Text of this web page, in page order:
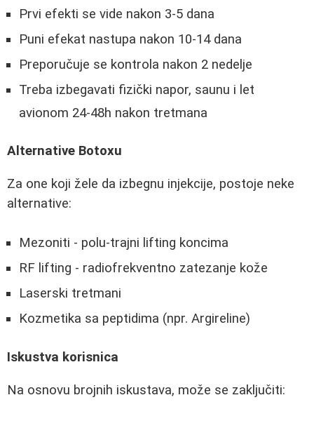
Prvi efekti se vide nakon 3-5 dana
Puni efekat nastupa nakon 10-14 dana
Preporučuje se kontrola nakon 2 nedelje
Treba izbegavati fizički napor, saunu i let
avionom 24-48h nakon tretmana
Alternative Botoxu
Za one koji žele da izbegnu injekcije, postoje neke
alternative:
Mezoniti - polu-trajni lifting koncima
RF lifting - radiofrekventno zatezanje kože
Laserski tretmani
Kozmetika sa peptidima (npr. Argireline)
Iskustva korisnica
Na osnovu brojnih iskustava, može se zaključiti: